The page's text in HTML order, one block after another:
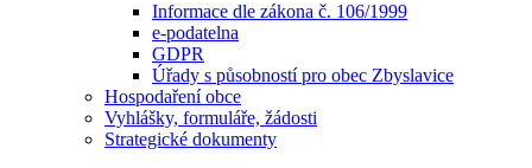
Informace dle zákona č. 106/1999
e-podatelna
GDPR
Úřady s působností pro obec Zbyslavice
Hospodaření obce
Vyhlášky, formuláře, žádosti
Strategické dokumenty